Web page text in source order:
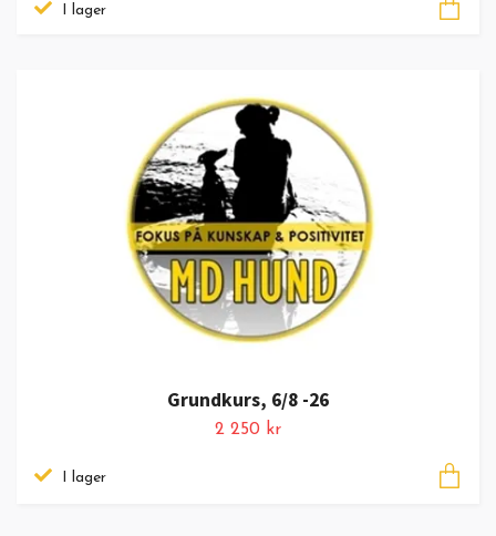
I lager
Grundkurs, 6/8 -26
2 250 kr
I lager